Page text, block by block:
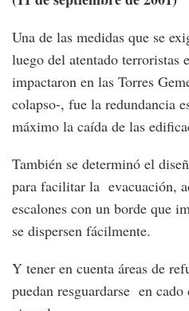
Una de las medidas que se
luego del atentado terroristas
impactaron en las Torres
colapso-, fue la redundancia
máximo la caída de las
También se determinó el
para facilitar la evacuación,
escalones con un borde que
se dispersen fácilmente.
Y tener en cuenta áreas de
puedan resguardarse en